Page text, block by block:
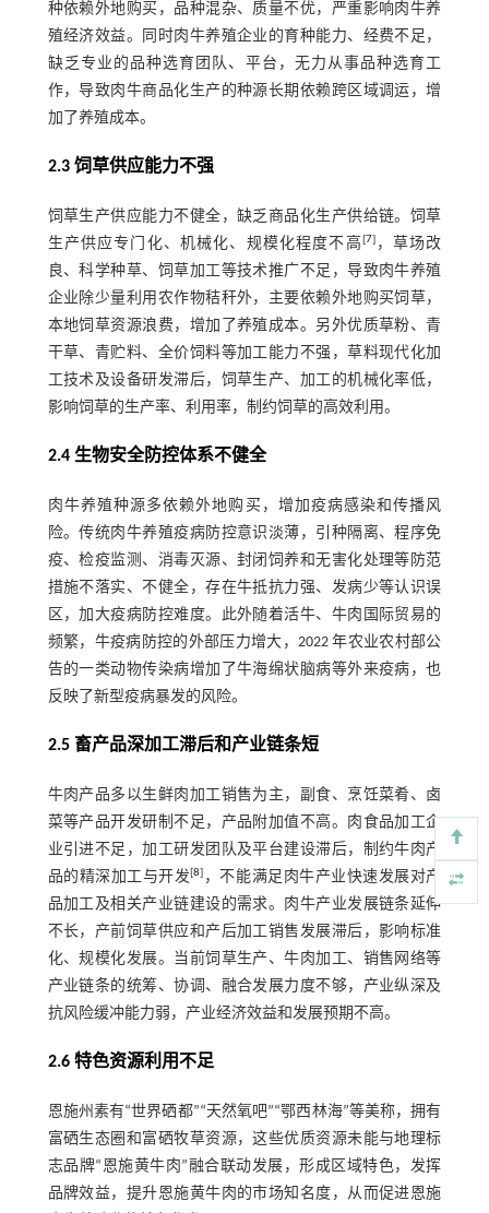
种依赖外地购买，品种混杂、质量不优，严重影响肉牛养
殖经济效益。同时肉牛养殖企业的育种能力、经费不足，
缺乏专业的品种选育团队、平台，无力从事品种选育工
作，导致肉牛商品化生产的种源长期依赖跨区域调运，增
加了养殖成本。
2.3 饲草供应能力不强
饲草生产供应能力不健全，缺乏商品化生产供给链。饲草
生产供应专门化、机械化、规模化程度不高 [7]，草场改
良、科学种草、饲草加工等技术推广不足，导致肉牛养殖
企业除少量利用农作物秸秆外，主要依赖外地购买饲草，
本地饲草资源浪费，增加了养殖成本。另外优质草粉、青
干草、青贮料、全价饲料等加工能力不强，草料现代化加
工技术及设备研发滞后，饲草生产、加工的机械化率低，
影响饲草的生产率、利用率，制约饲草的高效利用。
2.4 生物安全防控体系不健全
肉牛养殖种源多依赖外地购买，增加疫病感染和传播风
险。传统肉牛养殖疫病防控意识淡薄，引种隔离、程序免
疫、检疫监测、消毒灭源、封闭饲养和无害化处理等防范
措施不落实、不健全，存在牛抵抗力强、发病少等认识误
区，加大疫病防控难度。此外随着活牛、牛肉国际贸易的
频繁，牛疫病防控的外部压力增大，2022 年农业农村部公
告的一类动物传染病增加了牛海绵状脑病等外来疫病，也
反映了新型疫病暴发的风险。
2.5 畜产品深加工滞后和产业链条短
牛肉产品多以生鲜肉加工销售为主，副食、烹饪菜肴、卤
菜等产品开发研制不足，产品附加值不高。肉食品加工企
业引进不足，加工研发团队及平台建设滞后，制约牛肉产
品的精深加工与开发[8] ，不能满足肉牛产业快速发展对产
品加工及相关产业链建设的需求。肉牛产业发展链条延伸
不长，产前饲草供应和产后加工销售发展滞后，影响标准
化、规模化发展。当前饲草生产、牛肉加工、销售网络等
产业链条的统筹、协调、融合发展力度不够，产业纵深及
抗风险缓冲能力弱，产业经济效益和发展预期不高。
2.6 特色资源利用不足
恩施州素有“世界硒都”“天然氧吧”“鄂西林海”等美称，拥有
富硒生态圈和富硒牧草资源，这些优质资源未能与地理标
志品牌“恩施黄牛肉”融合联动发展，形成区域特色，发挥
品牌效益，提升恩施黄牛肉的市场知名度，从而促进恩施